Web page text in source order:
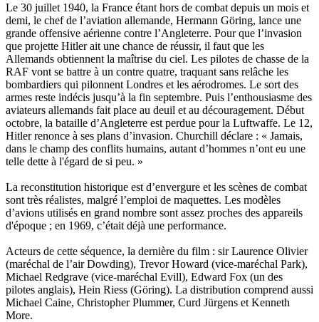
Le 30 juillet 1940, la France étant hors de combat depuis un mois et
demi, le chef de l’aviation allemande, Hermann Göring, lance une
grande offensive aérienne contre l’Angleterre. Pour que l’invasion
que projette Hitler ait une chance de réussir, il faut que les
Allemands obtiennent la maîtrise du ciel. Les pilotes de chasse de la
RAF vont se battre à un contre quatre, traquant sans relâche les
bombardiers qui pilonnent Londres et les aérodromes. Le sort des
armes reste indécis jusqu’à la fin septembre. Puis l’enthousiasme des
aviateurs allemands fait place au deuil et au découragement. Début
octobre, la bataille d’Angleterre est perdue pour la Luftwaffe. Le 12,
Hitler renonce à ses plans d’invasion. Churchill déclare : « Jamais,
dans le champ des conflits humains, autant d’hommes n’ont eu une
telle dette à l'égard de si peu. »
La reconstitution historique est d’envergure et les scènes de combat
sont très réalistes, malgré l’emploi de maquettes. Les modèles
d’avions utilisés en grand nombre sont assez proches des appareils
d'époque ; en 1969, c’était déjà une performance.
Acteurs de cette séquence, la dernière du film : sir Laurence Olivier
(maréchal de l’air Dowding), Trevor Howard (vice-maréchal Park),
Michael Redgrave (vice-maréchal Evill), Edward Fox (un des
pilotes anglais), Hein Riess (Göring). La distribution comprend aussi
Michael Caine, Christopher Plummer, Curd Jürgens et Kenneth
More.